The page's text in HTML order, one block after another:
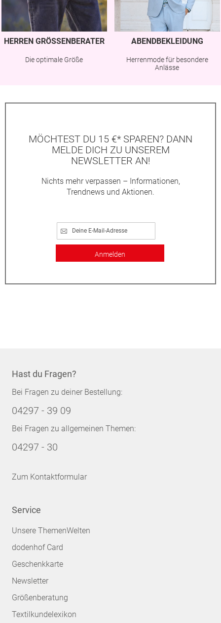
HERREN GRÖSSENBERATER
Die optimale Größe
ABENDBEKLEIDUNG
Herrenmode für besondere
Anlässe
MÖCHTEST DU 15 €* SPAREN? DANN
MELDE DICH ZU UNSEREM
NEWSLETTER AN!
Nichts mehr verpassen – Informationen,
Trendnews und Aktionen.
Anmelden
Hast du Fragen?
Bei Fragen zu deiner Bestellung:
04297 - 39 09
Bei Fragen zu allgemeinen Themen:
04297 - 30
Zum Kontaktformular
Service
Unsere ThemenWelten
dodenhof Card
Geschenkkarte
Newsletter
Größenberatung
Textilkundelexikon